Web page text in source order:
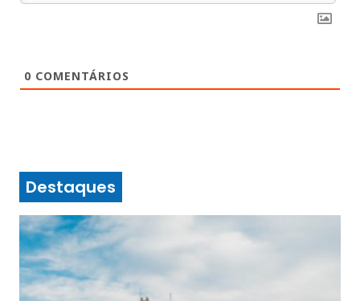
0 COMENTÁRIOS
Destaques